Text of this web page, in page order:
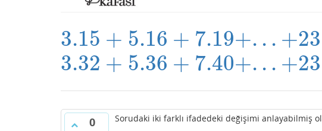
3.15 + 5.16 + 7.19+. . . +
3.15+ 5.16+7.19+...+23.35 = n
3.32 + 5.36 + 7.40+. . . +
3.32+ 5.36+7.40+...+23.72
0
Sorudaki iki farklı ifadedeki değişimi anlayabilmiş